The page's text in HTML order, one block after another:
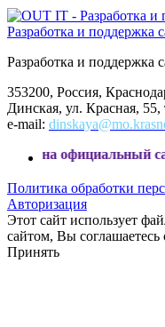
Разработка и поддержка
Разработка и поддержка
353200, Россия,
Динская, ул. Красная,
e-mail:
сайт
Политика обработки
Авторизация
Этот сайт использует
сайтом, Вы соглашаетесь
Принять